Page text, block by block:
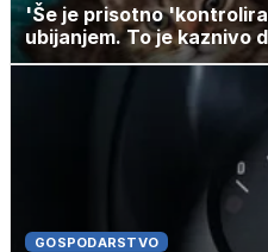
'Še je prisotno
ubijanjem. To je kaznivo
GOSPODARSTVO